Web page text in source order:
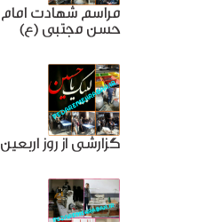
مراسم شهادت امام
حسن مجتبی (ع)
گزارشی از روز اربعین